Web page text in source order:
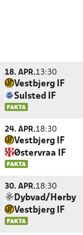
18. APR.13:30
Vestbjerg IF
Sulsted IF
24. APR.18:30
Vestbjerg IF
Østervraa IF
30. APR.18:30
Dybvad/Hørby
Vestbjerg IF